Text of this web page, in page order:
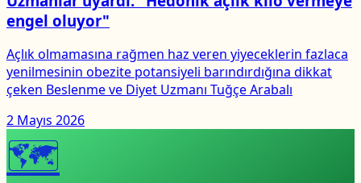
engel oluyor"
Açlık olmamasına rağmen haz veren yiyeceklerin fazlaca
yenilmesinin obezite potansiyeli barındırdığına dikkat
çeken Beslenme ve Diyet Uzmanı Tuğçe Arabalı
2 Mayıs 2026
🗺